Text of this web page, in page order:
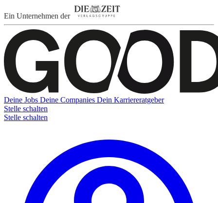
Ein Unternehmen der
Deine Jobs Deine Companies Dein Karriereratgeber
Stelle schalten
Stelle schalten